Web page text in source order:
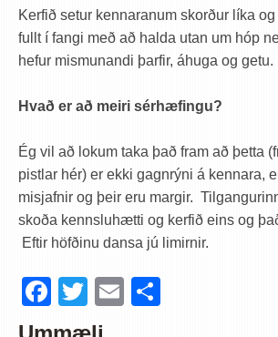
Kerfið setur kennaranum skorður líka
fullt í fangi með að halda utan um hóp
hefur mismunandi þarfir, áhuga og getu.
Hvað er að meiri sérhæfingu?
Ég vil að lokum taka það fram að þetta
pistlar hér) er ekki gagnrýni á kennara,
misjafnir og þeir eru margir.
skoða kennsluhætti og kerfið eins og
Eftir höfðinu dansa jú limirnir.
Facebook
TwitterEmail